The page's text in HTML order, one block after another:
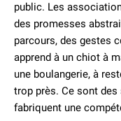
public. Les
des promesses
parcours, des gestes
apprend à un chiot à
une boulangerie, à
trop près. Ce sont
fabriquent une